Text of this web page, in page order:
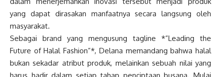
yang dapat dirasakan manfaatnya secara langsung oleh
masyarakat.
Sebagai brand yang mengusung tagline *”Leading the
Future of Halal Fashion”*, Delana memandang bahwa halal
bukan sekadar atribut produk, melainkan sebuah nilai yang